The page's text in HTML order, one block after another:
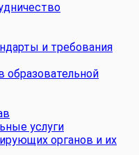
и требования
образовательной
услуги
органов и их